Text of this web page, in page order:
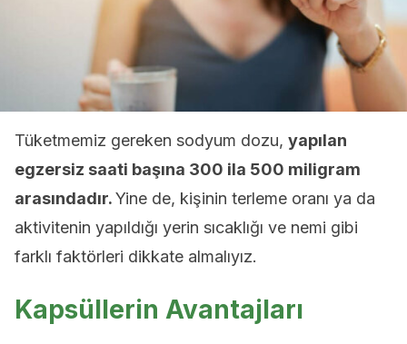
Tüketmemiz gereken sodyum dozu, yapılan
egzersiz saati başına 300 ila 500 miligram
arasındadır.Yine de, kişinin terleme oranı ya da
aktivitenin yapıldığı yerin sıcaklığı ve nemi gibi
farklı faktörleri dikkate almalıyız.
Kapsüllerin Avantajları